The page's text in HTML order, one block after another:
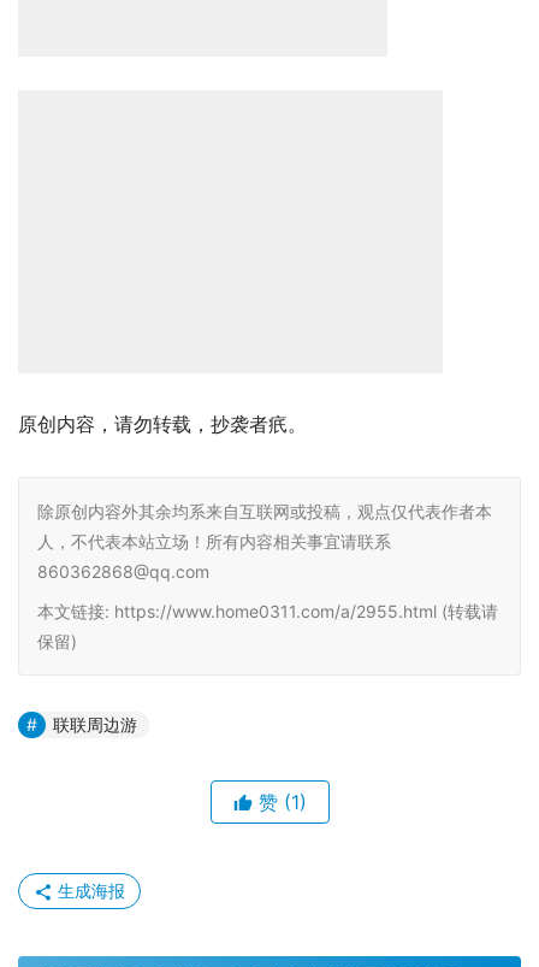
原创内容，请勿转载，抄袭者疧。
除原创内容外其余均系来自互联网或投稿，观点仅代表作者本
人，不代表本站立场！所有内容相关事宜请联系
860362868@qq.com
本文链接: https://www.home0311.com/a/2955.html (转载请
保留)
联联周边游
赞 (1)
生成海报